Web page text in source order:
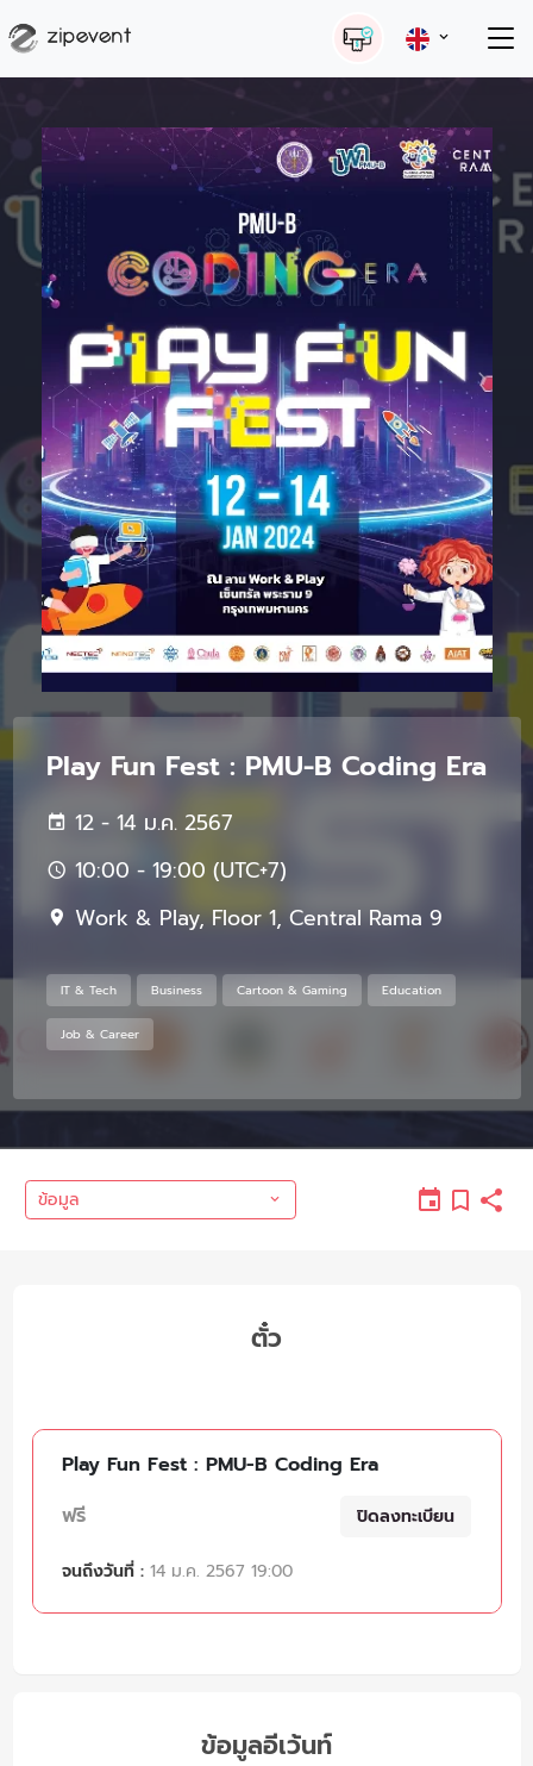
Play Fun Fest : PMU-B Coding Era
12 - 14 ม.ค. 2567
10:00 - 19:00 (UTC+7)
Work & Play, Floor 1, Central Rama 9
IT & Tech Business Cartoon & Gaming Education
Job & Career
ข้อมูล
ตั๋ว
Play Fun Fest : PMU-B Coding Era
ฟรี
ปิดลงทะเบียน
จนถึงวันที่ : 14 ม.ค. 2567 19:00
ข้อมูลอีเว้นท์